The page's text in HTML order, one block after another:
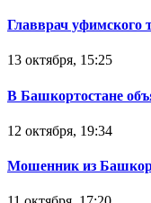
Главврач уфимского
13 октября, 15:25
В Башкортостане
12 октября, 19:34
Мошенник из